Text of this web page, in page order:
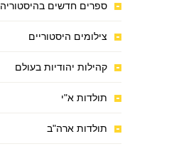
ספרים חדשים בהיסטוריה
צילומים היסטוריים
קהילות יהודיות בעולם
תולדות א"י
תולדות ארה"ב